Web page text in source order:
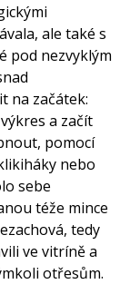
ale také s
pod nezvyklým
na začátek:
a začít
pomocí
nebo
sebe
téže mince
tedy
ve vitríně a
otřesům.